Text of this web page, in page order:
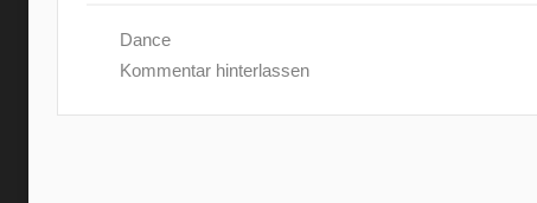
Dance
Kommentar hinterlassen